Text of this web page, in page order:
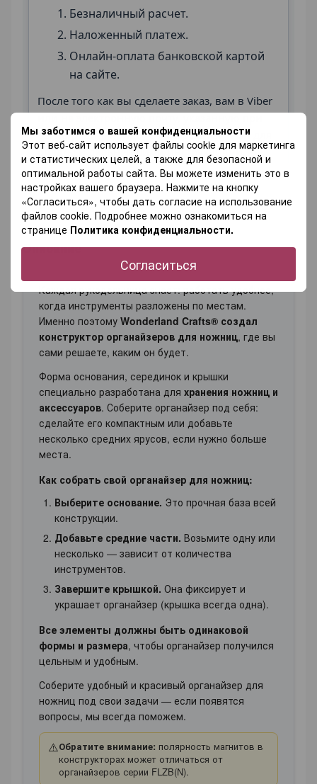
Мы заботимся о вашей конфиденциальности
Этот веб-сайт использует файлы cookie для маркетинга
и статистических целей, а также для безопасной и
оптимальной работы сайта. Вы можете изменить это в
настройках вашего браузера. Нажмите на кнопку
«Согласиться», чтобы дать согласие на использование
файлов cookie. Подробнее можно ознакомиться на
странице Политика конфиденциальности.
Согласиться
Безналичный расчет.
Наложенный платеж.
Онлайн-оплата банковской картой
на сайте.
После того как вы сделаете заказ, вам в Viber
регистрации, придёт счёт с реквизитами для
оплаты и дальнейшими инструкциями.
Описание
Каждая рукодельница знает: работать удобнее,
когда инструменты разложены по местам.
Именно поэтому Wonderland Crafts® создал
конструктор органайзеров для ножниц, где вы
сами решаете, каким он будет.
Форма основания, серединок и крышки
специально разработана для хранения ножниц и
аксессуаров. Соберите органайзер под себя:
сделайте его компактным или добавьте
несколько средних ярусов, если нужно больше
места.
Как собрать свой органайзер для ножниц:
Выберите основание. Это прочная база всей
конструкции.
Добавьте средние части. Возьмите одну или
несколько — зависит от количества
инструментов.
Завершите крышкой. Она фиксирует и
украшает органайзер (крышка всегда одна).
Все элементы должны быть одинаковой
формы и размера, чтобы органайзер получился
цельным и удобным.
Соберите удобный и красивый органайзер для
ножниц под свои задачи — если появятся
вопросы, мы всегда поможем.
⚠️Обратите внимание: полярность магнитов в
конструкторах может отличаться от
органайзеров серии FLZB(N).